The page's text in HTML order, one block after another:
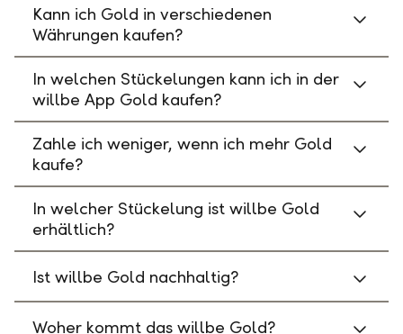
Kann ich Gold in verschiedenen
Währungen kaufen?
In welchen Stückelungen kann ich in der
willbe App Gold kaufen?
Zahle ich weniger, wenn ich mehr Gold
kaufe?
In welcher Stückelung ist willbe Gold
erhältlich?
Ist willbe Gold nachhaltig?
Woher kommt das willbe Gold?